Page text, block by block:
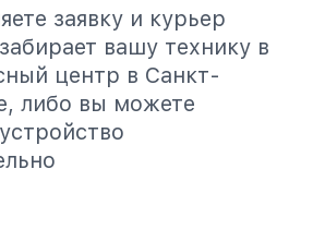
заявку и курьер
вашу технику в
центр в Санкт-
либо вы можете